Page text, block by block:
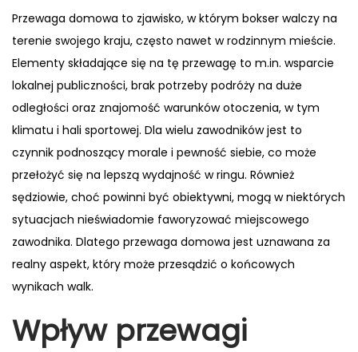
Przewaga domowa to zjawisko, w którym bokser walczy na
terenie swojego kraju, często nawet w rodzinnym mieście.
Elementy składające się na tę przewagę to m.in. wsparcie
lokalnej publiczności, brak potrzeby podróży na duże
odległości oraz znajomość warunków otoczenia, w tym
klimatu i hali sportowej. Dla wielu zawodników jest to
czynnik podnoszący morale i pewność siebie, co może
przełożyć się na lepszą wydajność w ringu. Również
sędziowie, choć powinni być obiektywni, mogą w niektórych
sytuacjach nieświadomie faworyzować miejscowego
zawodnika. Dlatego przewaga domowa jest uznawana za
realny aspekt, który może przesądzić o końcowych
wynikach walk.
Wpływ przewagi